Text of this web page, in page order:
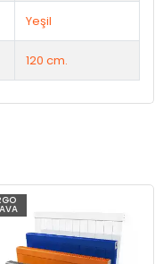
Yeşil
120 cm.